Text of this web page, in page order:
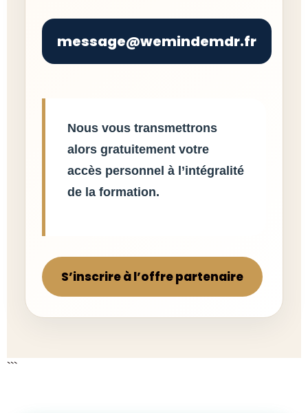
message@wemindemdr.fr
Nous vous transmettrons
alors gratuitement votre
accès personnel à l’intégralité
de la formation.
S’inscrire à l’offre partenaire
```